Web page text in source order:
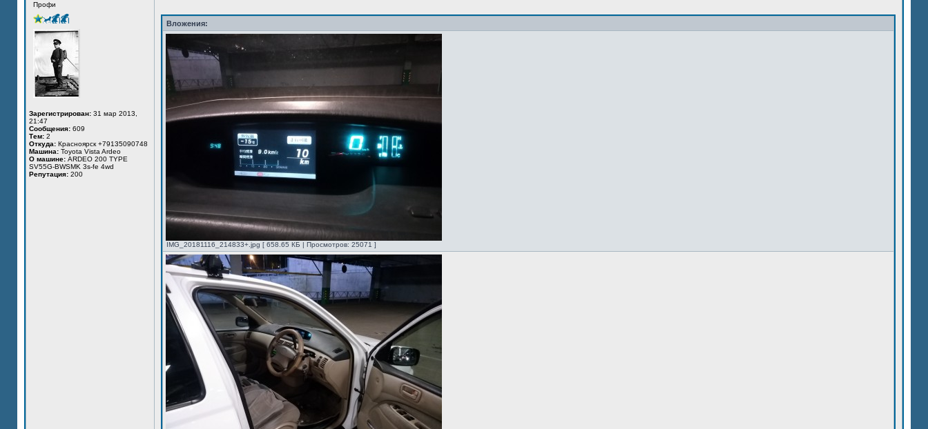
Профи
Зарегистрирован: 31 мар 2013,
21:47
Сообщения: 609
Тем: 2
Откуда: Красноярск +79135090748
Машина: Toyota Vista Ardeo
О машине: ARDEO 200 TYPE
SV55G-BWSMK 3s-fe 4wd
Репутация: 200
Вложения:
IMG_20181116_214833+.jpg [ 658.65 КБ | Просмотров: 25071 ]